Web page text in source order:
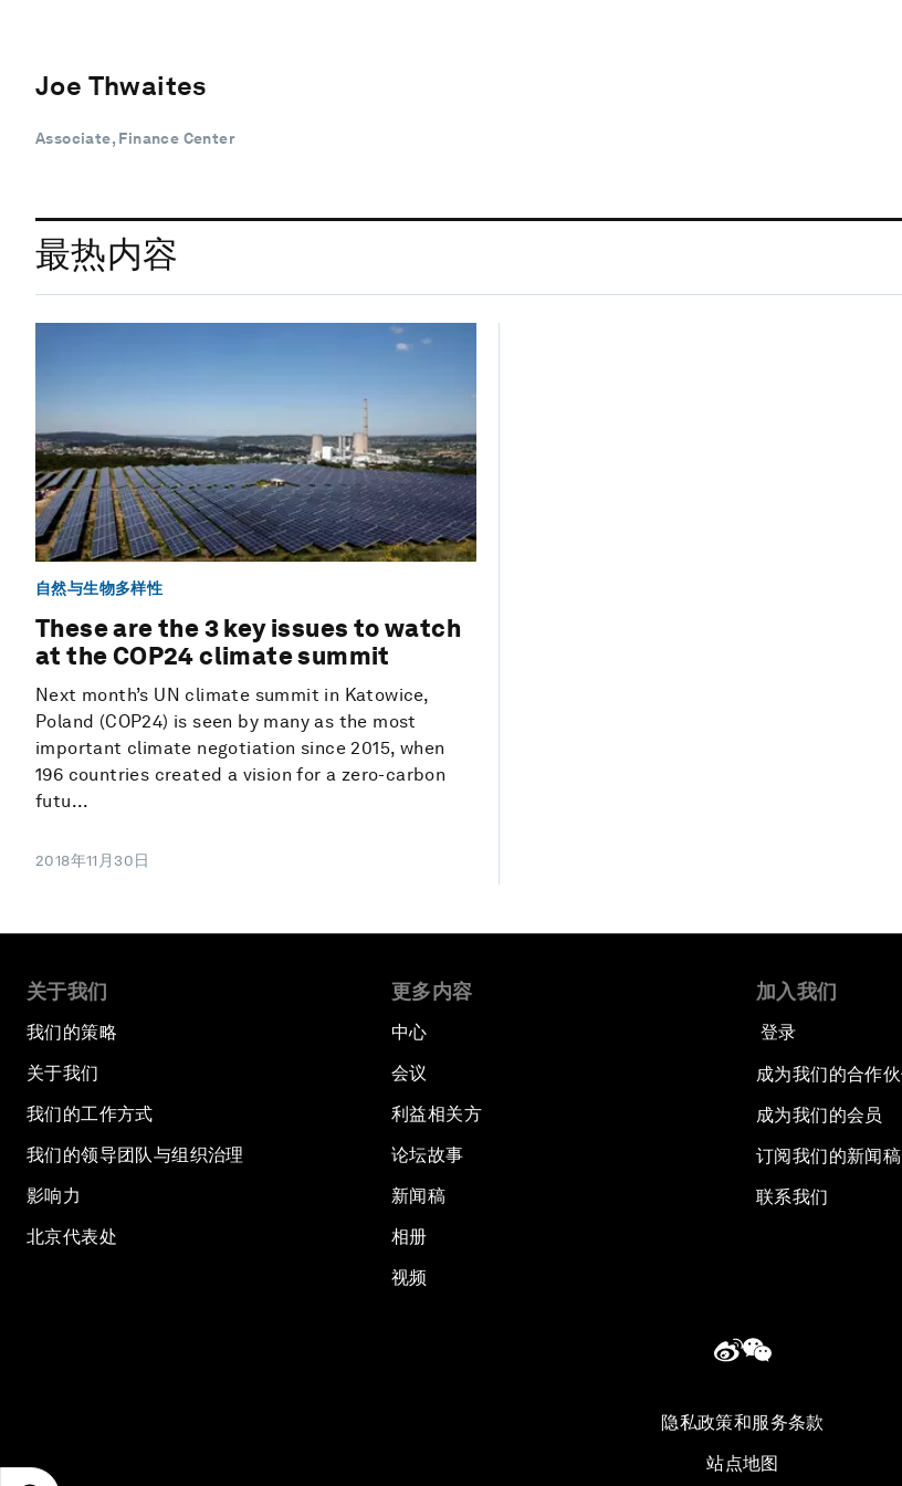
Joe Thwaites
Associate, Finance Center
最热内容
自然与生物多样性
These are the 3 key issues to watch
at the COP24 climate summit
Next month’s UN climate summit in Katowice,
Poland (COP24) is seen by many as the most
important climate negotiation since 2015, when
196 countries created a vision for a zero-carbon
futu...
2018年11月30日
关于我们
我们的策略
关于我们
我们的工作方式
我们的领导团队与组织治理
影响力
北京代表处
更多内容
中心
会议
利益相关方
论坛故事
新闻稿
相册
视频
加入我们
登录
成为我们的合作
成为我们的会员
订阅我们的新闻稿
联系我们
隐私政策和服务条款
站点地图